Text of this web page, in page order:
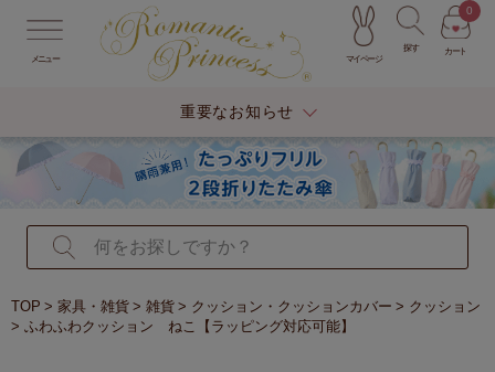
メニュー マイページ
探す カート
0
重要なお知らせ
TOP 家具・雑貨 雑貨 クッション・クッションカバー
クッション
ふわふわクッション ねこ【ラッピング対応可能】